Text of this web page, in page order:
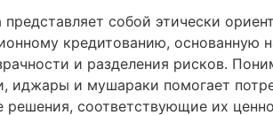
собой этически
кредитованию, основанную
и разделения рисков.
иджары и мушараки помогает
решения, соответствующие их